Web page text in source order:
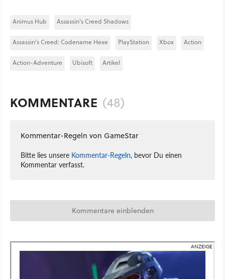
Animus Hub Assassin's Creed Shadows
Assassin's Creed: Codename Hexe PlayStation Xbox Action
Action-Adventure Ubisoft Artikel
KOMMENTARE (48)
Kommentar-Regeln von GameStar
Bitte lies unsere Kommentar-Regeln, bevor Du einen
Kommentar verfasst.
Kommentare einblenden